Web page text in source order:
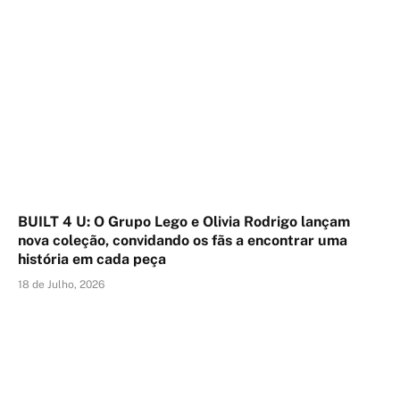
BUILT 4 U: O Grupo Lego e Olivia Rodrigo lançam
nova coleção, convidando os fãs a encontrar uma
história em cada peça
18 de Julho, 2026